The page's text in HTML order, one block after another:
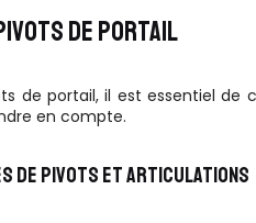
DE PORTAIL
de portail, il est essentiel
en compte.
DE PIVOTS ET ARTICULATIONS